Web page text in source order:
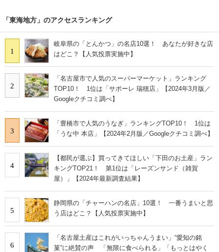
「東海地方」のアクセスランキング
1
岐阜県の「とんかつ」の名店10選！ あなたが好きな店
はどこ？【人気投票実施中】
2
「名古屋市で人気のスーパーマーケット」ランキング
TOP10！ 1位は「サポーレ 瑞穂店」【2024年3月版／
Googleクチコミ調べ】
3
「豊橋市で人気のうなぎ」ランキングTOP10！ 1位は
「うな中 本店」【2024年2月版／Googleクチコミ調べ】
4
【都民が選ぶ】買ってきてほしい「下田のお土産」ラン
キングTOP21！ 第1位は「レーズンサンド（雑賀
屋）」【2024年最新調査結果】
5
静岡県の「チャーハンの名店」10選！ 一番うまいと思
う店はどこ？【人気投票実施中】
6
「名古屋土産はこれがいっちゃんうまい」“愛知の銘
菓”に絶賛の声 「無限に食べられる」「もっとはやく